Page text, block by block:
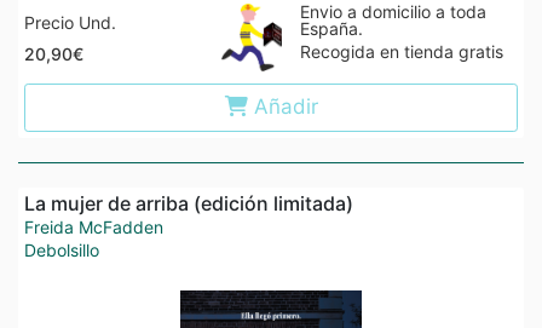
Precio Und.
20,90€
Envio a domicilio a toda
España.
Recogida en tienda gratis
Añadir
La mujer de arriba (edición limitada)
Freida McFadden
Debolsillo